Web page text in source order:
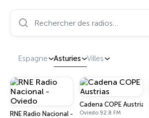
Rechercher des radios…
Espagne Asturies Villes
RNE Radio Nacional - Oviedo
Cadena COPE Austrias
Oviedo 92.8 FM